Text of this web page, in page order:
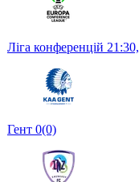
Ліга конференцій 21:30,
Гент 0(0)